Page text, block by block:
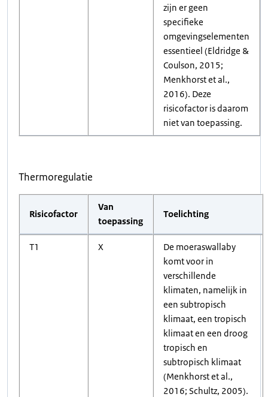
zijn er geen
specifieke
omgevingselementen
essentieel (Eldridge &
Coulson, 2015;
Menkhorst et al.,
2016). Deze
risicofactor is daarom
niet van toepassing.
Thermoregulatie
Risicofactor
Van
toepassing
Toelichting
T1 X
De moeraswallaby
komt voor in
verschillende
klimaten, namelijk in
een subtropisch
klimaat, een tropisch
klimaat en een droog
tropisch en
subtropisch klimaat
(Menkhorst et al.,
2016; Schultz, 2005).